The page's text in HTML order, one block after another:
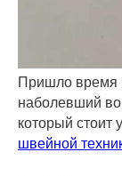
Пришло время
наболевший
который стоит
швейной